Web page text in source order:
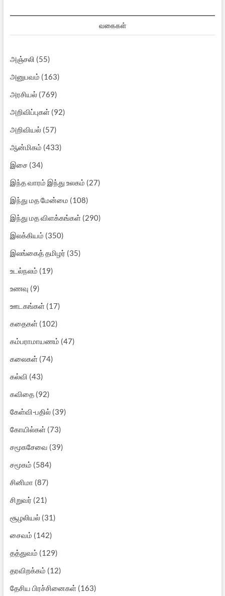
வகைகள்
அஞ்சலி (55)
அனுபவம் (163)
அரசியல்(769)
அறிவிப்புகள்(92)
அறிவியல்(57)
ஆன்மிகம் (433)
இசை(34)
இந்த வாரம் இந்து உலகம் (27)
இந்து மத மேன்மை (108)
இந்து மத விளக்கங்கள்(290)
இலக்கியம் (350)
இலங்கைத் தமிழர் (35)
உடல்நலம் (19)
உணவு (9)
ஊடகங்கள்(17)
கதைகள்(102)
கம்பராமாயணம் (47)
கலைகள்(74)
கல்வி (43)
கவிதை(92)
கேள்வி-பதில்(39)
கோயில்கள்(73)
சமூகசேவை (39)
சமூகம் (584)
சினிமா (87)
சிறுவர் (21)
சூழலியல்(31)
சைவம் (142)
தத்துவம் (129)
தரவிறக்கம் (12)
தேசிய பிரச்சினைகள்(163)